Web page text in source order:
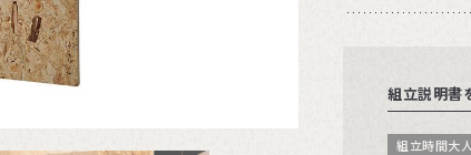
組立説明書
組立時間大